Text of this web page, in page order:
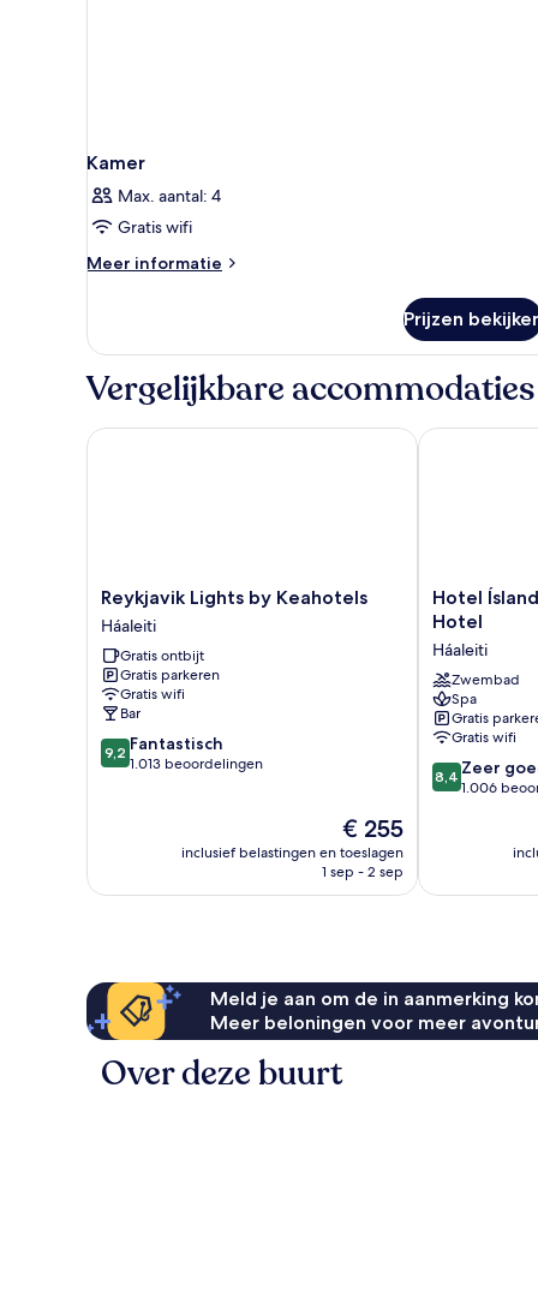
Kamer
Max. aantal: 4
Gratis wifi
Meer informatie
Meer
Prijzen
Vergelijkbare accommodaties
Reykjavik
Lights
by
Keahotels
Háaleiti
Reykjavik Lights by Keahotels
Háaleiti
Gratis ontbijt
Gratis parkeren
Gratis wifi
Bar
9.2
van
beoordelingen
9,2 Fantastisch
1.013 beoordelingen
De
prijs
is
€ 255
inclusief belastingen en toeslagen
1 sep - 2 sep
Reykjavik Lights by Keahotels
Hotel
Ísland
Spa
&
Wellness
Hotel
Háaleiti
Hotel
Hotel
Háaleiti
Zwembad
Spa
Gratis
Gratis wifi
8.4
van
8,4 Zeer
1.006
Hotel Ísland -
Meld je aan om de in aanmerking
Meer beloningen voor meer
Over deze buurt